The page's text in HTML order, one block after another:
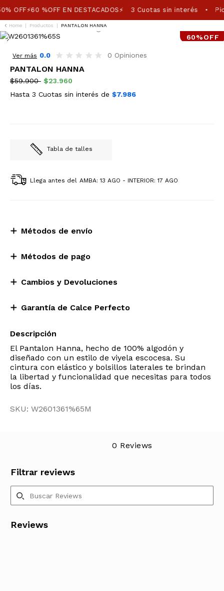
OFF⚡60 %OFF EN DESTACADOS⚡ 3 Cuotas sin interés •
Home | Productos | PANTALON HANNA
60%OFF
Ver más 0.0 0 Opiniones
PANTALON HANNA
$59.900 $23.960
Hasta 3 Cuotas sin interés de $7.986
Tabla de talles
Llega antes del AMBA: 13 AGO - INTERIOR: 17 AGO
Métodos de envío
Métodos de pago
Cambios y Devoluciones
Garantía de Calce Perfecto
Descripción
El Pantalon Hanna, hecho de 100% algodón y
diseñado con un estilo de viyela escocesa. Su
cintura con elástico y bolsillos laterales te brindan
la libertad y funcionalidad que necesitas para todos
los días.
SKU: W2601361%65M
Filtrar reviews
0 Reviews
Reviews